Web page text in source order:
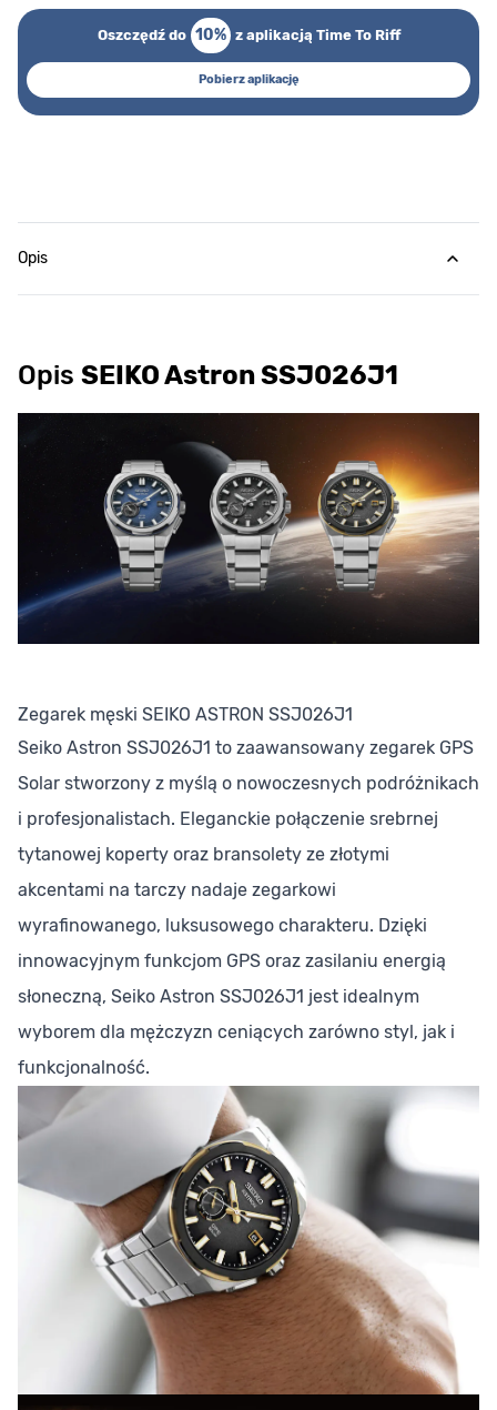
Oszczędź do 10% z aplikacją Time To Riff
Pobierz aplikację
Opis
Opis SEIKO Astron SSJ026J1
Zegarek męski SEIKO ASTRON SSJ026J1
Seiko Astron SSJ026J1 to zaawansowany zegarek GPS
Solar stworzony z myślą o nowoczesnych podróżnikach
i profesjonalistach. Eleganckie połączenie srebrnej
tytanowej koperty oraz bransolety ze złotymi
akcentami na tarczy nadaje zegarkowi
wyrafinowanego, luksusowego charakteru. Dzięki
innowacyjnym funkcjom GPS oraz zasilaniu energią
słoneczną, Seiko Astron SSJ026J1 jest idealnym
wyborem dla mężczyzn ceniących zarówno styl, jak i
funkcjonalność.